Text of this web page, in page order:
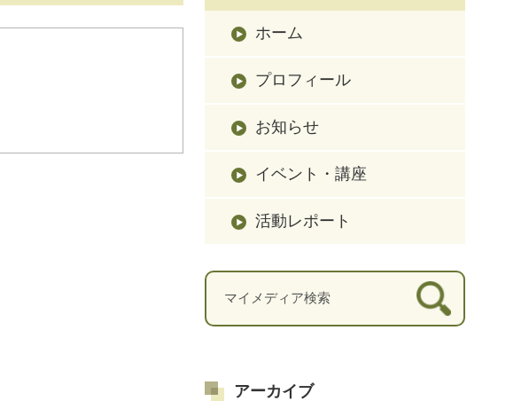
ホーム
プロフィール
お知らせ
イベント・講座
活動レポート
アーカイブ